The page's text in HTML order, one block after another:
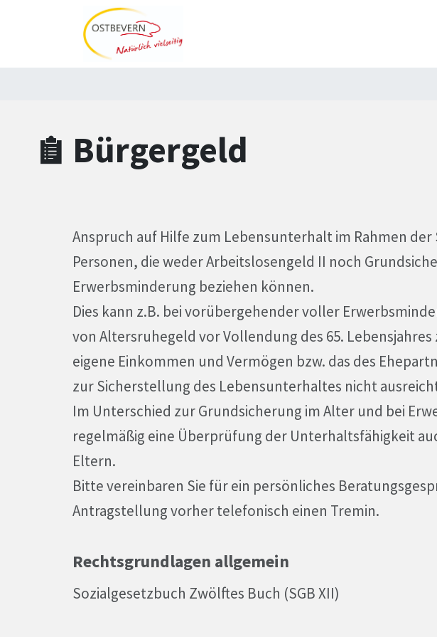
Zum Header
Zum Hauptinhalt
Zum Footer
Zum Hauptinhalt springen
Bürgergeld
Anspruch auf Hilfe zum Lebensunterhalt im Rahmen der
Personen, die weder Arbeitslosengeld II noch
Erwerbsminderung beziehen können.
Dies kann z.B. bei vorübergehender voller
von Altersruhegeld vor Vollendung des 65.
eigene Einkommen und Vermögen bzw. das des
zur Sicherstellung des Lebensunterhaltes nicht
Im Unterschied zur Grundsicherung im Alter und bei
regelmäßig eine Überprüfung der Unterhaltsfähigkeit
Eltern.
Bitte vereinbaren Sie für ein persönliches
Antragstellung vorher telefonisch einen Tremin.
Rechtsgrundlagen allgemein
Sozialgesetzbuch Zwölftes Buch (SGB XII)